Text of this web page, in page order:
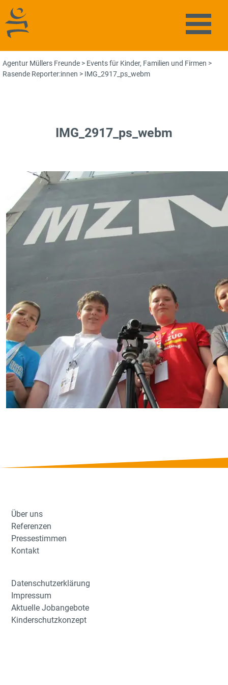
Agentur Müllers Freunde
Agentur Müllers Freunde > Events für Kinder, Familien und Firmen >
Rasende Reporter:innen > IMG_2917_ps_webm
IMG_2917_ps_webm
Über uns
Referenzen
Pressestimmen
Kontakt
Datenschutzerklärung
Impressum
Aktuelle Jobangebote
Kinderschutzkonzept